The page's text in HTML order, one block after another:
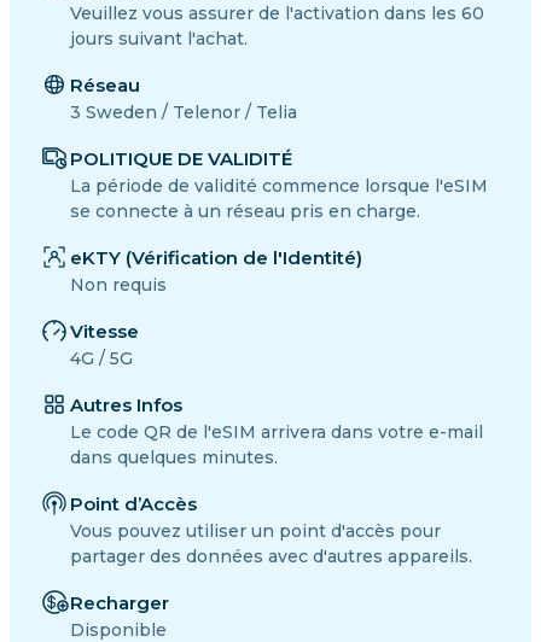
Veuillez vous assurer de l'activation dans les 60
jours suivant l'achat.
Réseau
3 Sweden / Telenor / Telia
POLITIQUE DE VALIDITÉ
La période de validité commence lorsque l'eSIM
se connecte à un réseau pris en charge.
eKTY (Vérification de l'Identité)
Non requis
Vitesse
4G / 5G
Autres Infos
Le code QR de l'eSIM arrivera dans votre e-mail
dans quelques minutes.
Point d’Accès
Vous pouvez utiliser un point d'accès pour
partager des données avec d'autres appareils.
Recharger
Disponible